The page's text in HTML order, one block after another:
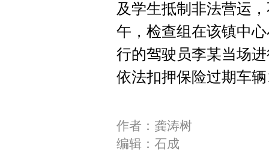
及学生抵制非法营运
午，检查组在该镇中
行的驾驶员李某当场
依法扣押保险过期车
作者：龚涛树
编辑：石成